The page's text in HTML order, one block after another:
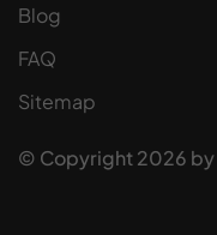
Blog
FAQ
Sitemap
© Copyright2026 by